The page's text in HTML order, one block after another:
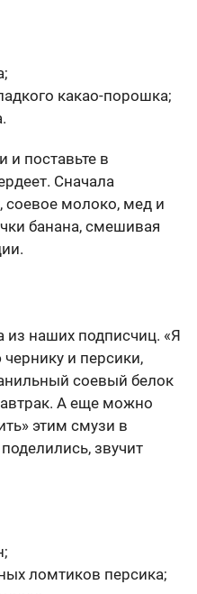
какао-порошка;
и поставьте в
Сначала
соевое молоко, мед и
банана, смешивая
из наших подписчиц. «Я
и персики,
соевый белок
А еще можно
этим смузи в
звучит
ломтиков персика;